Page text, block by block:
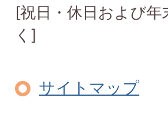
[祝日・休日および
く]
サイトマップ